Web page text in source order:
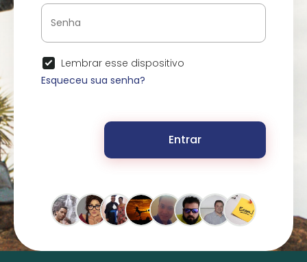
Lembrar esse dispositivo
Esqueceu sua senha?
Entrar